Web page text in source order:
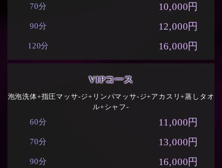
70分 10,000円
90分 12,000円
120分 16,000円
VIPコ一ス
泡泡洗体+指圧マッサ-ジ+リンパマッサ-ジ+アカスリ+蒸しタオ
ル+シャフ-
60分 11,000円
70分 13,000円
90分 16,000円